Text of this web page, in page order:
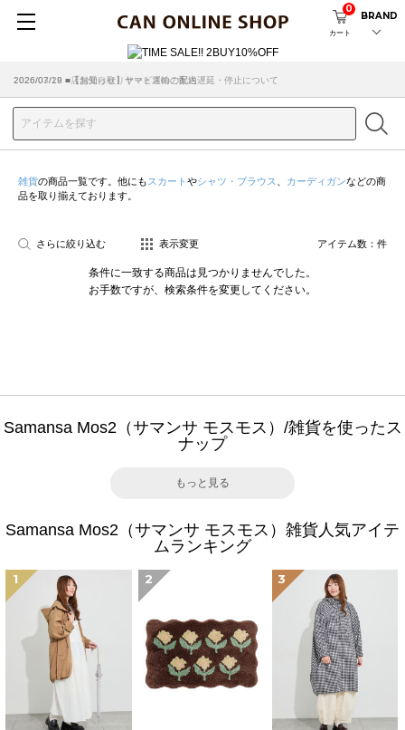
カート
0
BRAND
2026/07/29 ■【お知らせ】ヤマト運輸の配送遅延・停止について
2026/03/18 ■店舗受け取りサービスのご案内
雑貨の商品一覧です。他にも スカート やシャツ・ブラウス カーディガンなどの商
品を取り揃えております。
さらに絞り込む 表示変更 アイテム数： 件
条件に一致する商品は見つかりませんでした。
お手数ですが、検索条件を変更してください。
Samansa Mos2（サマンサ モスモス）/雑貨を使ったス
ナップ
もっと見る
Samansa Mos2（サマンサ モスモス）雑貨人気アイテ
ムランキング
1 2 3